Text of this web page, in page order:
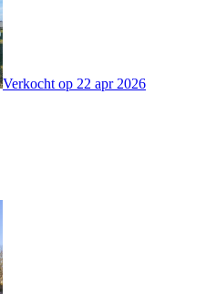
Verkocht op 22 apr 2026